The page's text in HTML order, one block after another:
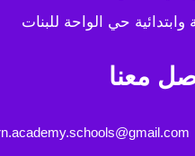
حي الواحة للبنات
معنا